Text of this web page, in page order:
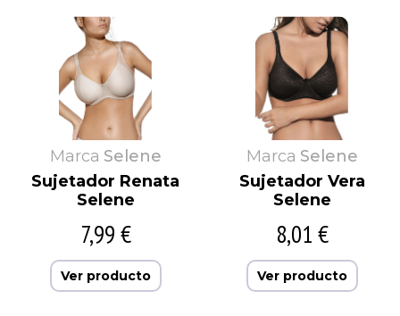
Marca Selene
Sujetador Renata
Selene
7,99 €
Ver producto
Marca Selene
Sujetador Vera
Selene
8,01 €
Ver producto